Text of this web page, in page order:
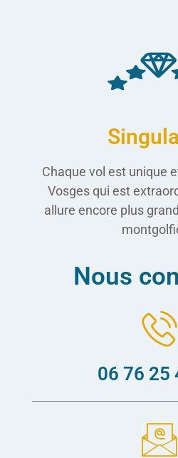
Chaque vol est unique
Vosges qui est
allure encore plus
Nous
06 76 25